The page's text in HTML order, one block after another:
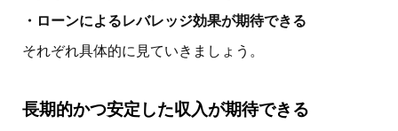
・ローンによるレバレッジ効果が期待できる
それぞれ具体的に見ていきましょう。
長期的かつ安定した収入が期待できる